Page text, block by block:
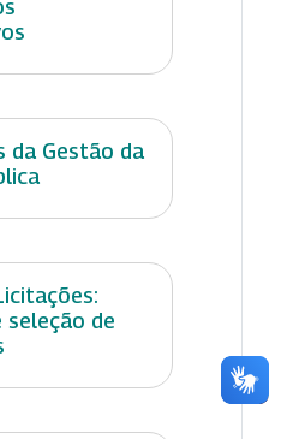
da Gestão da
seleção de